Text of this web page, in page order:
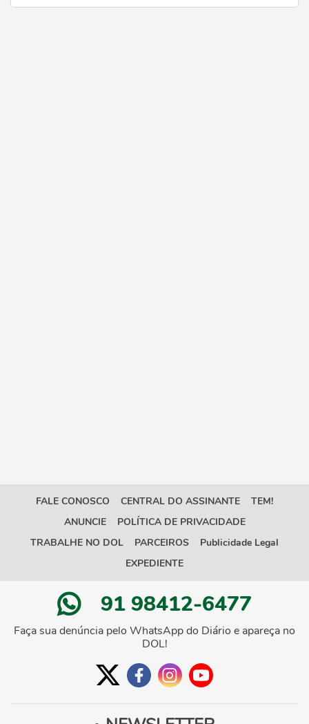
FALE CONOSCO CENTRAL DO ASSINANTE
TEM!
ANUNCIE
POLÍTICA DE PRIVACIDADE
TRABALHE NO DOL
PARCEIROS
Publicidade Legal
EXPEDIENTE
91 98412-6477
Faça sua denúncia pelo WhatsApp do Diário e apareça no
DOL!